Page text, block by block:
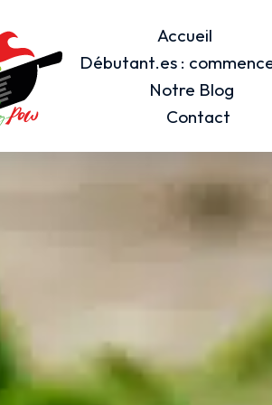
Accueil
Débutant.es :
Notre Blog
Contact